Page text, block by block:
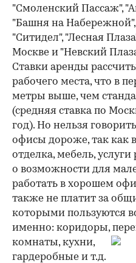
"Смоленский Пассаж",
"Башня на
"Ситидел", "Лесная
Москве и "Невский
Ставки аренды
рабочего места, что в
метры выше, чем
(средняя ставка по
год). Но нельзя
офисы дороже, так как
отделка, мебель,
о возможности для
работать в хорошем
также не платит за
которыми пользуются
именно: коридоры,
комнаты, кухни,
гардеробные и т.д.